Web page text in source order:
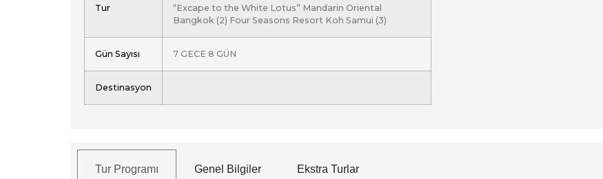
Tur
“Excape to the White Lotus” Mandarin Oriental
Bangkok (2) Four Seasons Resort Koh Samui (3)
Gün Sayısı 7 GECE 8 GÜN
Destinasyon
Tur Programı Genel Bilgiler Ekstra Turlar